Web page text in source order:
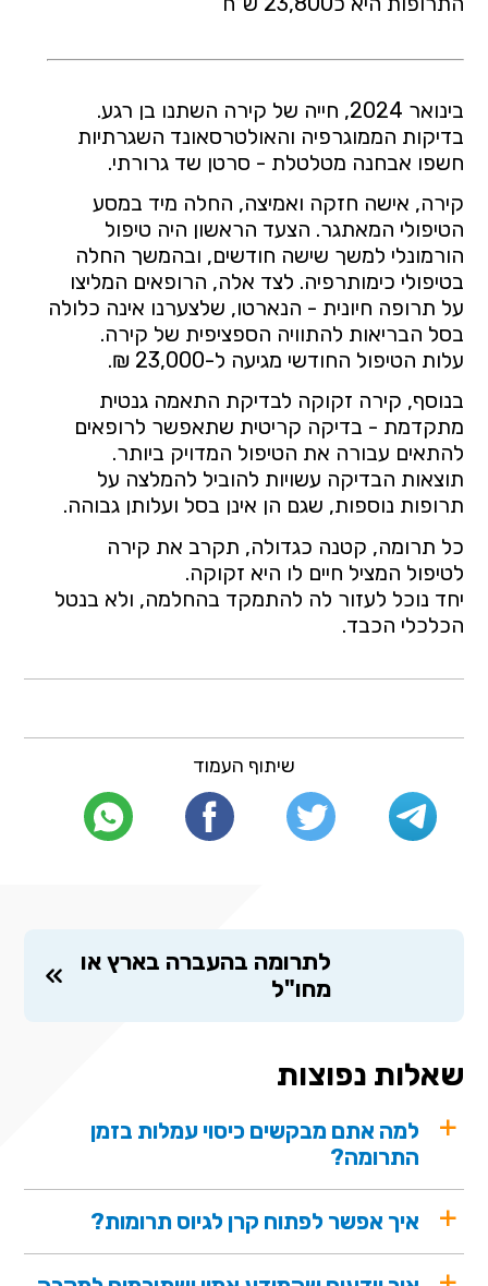
בינואר 2024, חייה של קירה השתנו בן רגע.
בדיקות הממוגרפיה והאולטרסאונד השגרתיות
חשפו אבחנה מטלטלת - סרטן שד גרורתי.
קירה, אישה חזקה ואמיצה, החלה מיד במסע
הטיפולי המאתגר. הצעד הראשון היה טיפול
הורמונלי למשך שישה חודשים, ובהמשך החלה
בטיפולי כימותרפיה. לצד אלה, הרופאים המליצו
על תרופה חיונית - הנארטו, שלצערנו אינה כלולה
בסל הבריאות להתוויה הספציפית של קירה.
עלות הטיפול החודשי מגיעה ל-23,000 ₪.
בנוסף, קירה זקוקה לבדיקת התאמה גנטית
מתקדמת - בדיקה קריטית שתאפשר לרופאים
להתאים עבורה את הטיפול המדויק ביותר.
תוצאות הבדיקה עשויות להוביל להמלצה על
תרופות נוספות, שגם הן אינן בסל ועלותן גבוהה.
כל תרומה, קטנה כגדולה, תקרב את קירה
לטיפול המציל חיים לו היא זקוקה.
יחד נוכל לעזור לה להתמקד בהחלמה, ולא בנטל
הכלכלי הכבד.
שיתוף העמוד
לתרומה בהעברה בארץ או
מחו"ל
שאלות נפוצות
למה אתם מבקשים כיסוי עמלות בזמן
התרומה?
איך אפשר לפתוח קרן לגיוס תרומות?